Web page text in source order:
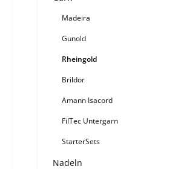
Madeira
Gunold
Rheingold
Brildor
Amann Isacord
FilTec Untergarn
StarterSets
Nadeln